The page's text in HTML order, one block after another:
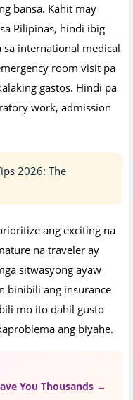
bansa. Kahit may
Pilipinas, hindi ibig
international medical
room visit pa
gastos. Hindi pa
work, admission
2026: The
ang exciting na
na traveler ay
sitwasyong ayaw
binibili ang insurance
mo ito dahil gusto
ang biyahe.
You Thousands →